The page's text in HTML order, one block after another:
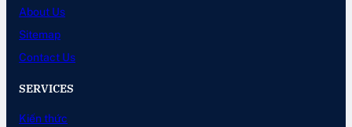
About Us
Sitemap
Contact Us
SERVICES
Kiến thức